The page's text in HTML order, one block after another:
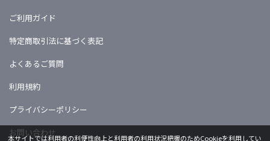
ご利用ガイド
特定商取引法に基づく表記
よくあるご質問
利用規約
プライバシーポリシー
お問い合わせ
本サイトでは利用者の利便性向上と利用者の利用状況把握のためCookieを利用してい